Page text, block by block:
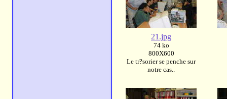
21.jpg
74 ko
800X600
Le tr?sorier se penche sur
notre cas..